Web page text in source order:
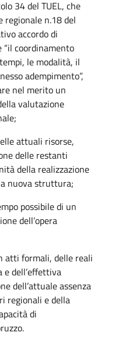
34 del TUEL, che
regionale n.18 del
accordo di
“il coordinamento
le modalità, il
adempimento”,
nel merito un
valutazione
attuali risorse,
delle restanti
della realizzazione
nuova struttura;
possibile di un
dell’opera
atti formali, delle reali
e dell’effettiva
dell’attuale assenza
regionali e della
di